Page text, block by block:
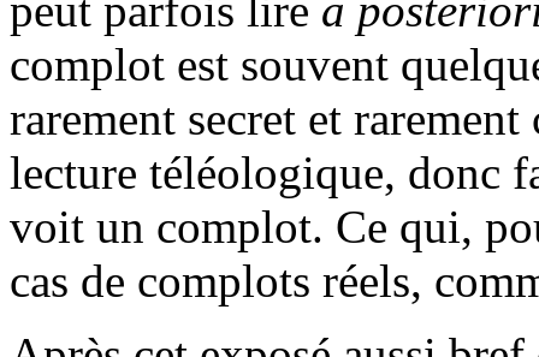
complot est souvent
rarement secret et
lecture téléologique, donc
voit un complot. Ce qui,
cas de complots réels,